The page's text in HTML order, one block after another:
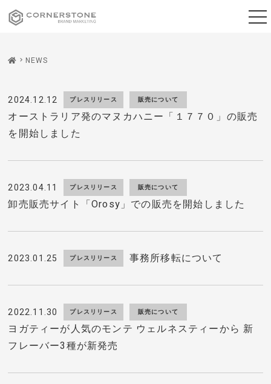
G-CN9K0Q9ZPG
NEWS
2024.12.12 プレスリリース 販売について
オーストラリア発のマヌカハニー「１７７０」の販売
を開始しました
2023.04.11 プレスリリース 販売について
卸売販売サイト「Orosy」での販売を開始しました
2023.01.25 プレスリリース 事務所移転について
2022.11.30 プレスリリース 販売について
ヨガティーが人気のモンテ ウェルネスティーから 新
フレーバー3種が新発売